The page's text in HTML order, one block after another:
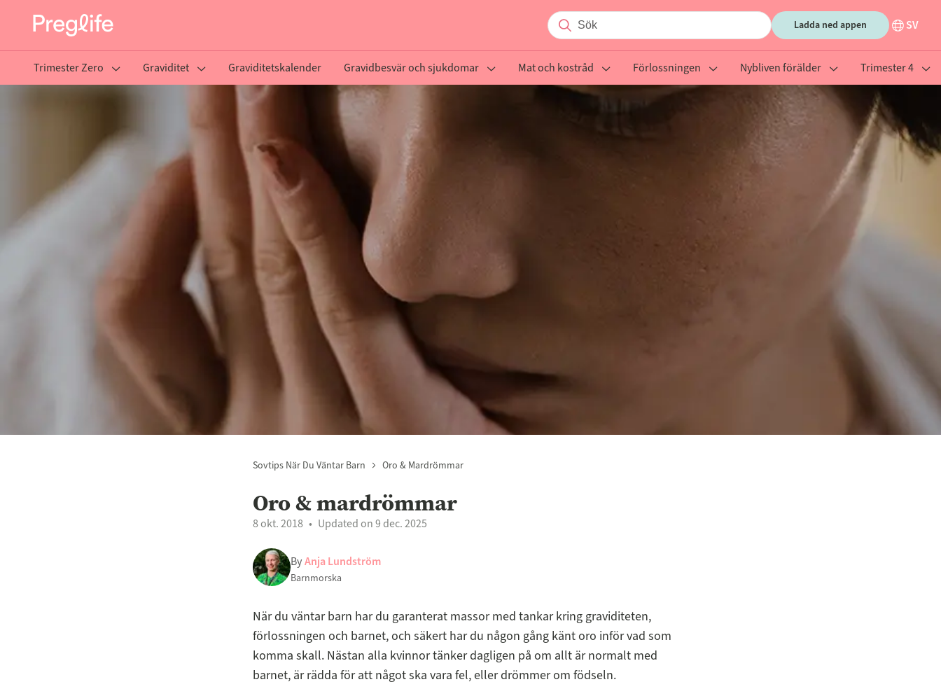
Ladda ned appen SV
Trimester Zero Graviditet Graviditetskalender Gravidbesvär och sjukdomar Mat och kostråd Förlossningen Nybliven förälder Trimester 4
Sovtips När Du Väntar Barn Oro & Mardrömmar
Oro & mardrömmar
8 okt. 2018 Updated on 9 dec. 2025
ByAnja Lundström
Barnmorska
När du väntar barn har du garanterat massor med tankar kring graviditeten,
förlossningen och barnet, och säkert har du någon gång känt oro inför vad som
komma skall. Nästan alla kvinnor tänker dagligen på om allt är normalt med
barnet, är rädda för att något ska vara fel, eller drömmer om födseln.